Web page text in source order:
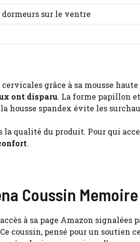
dormeurs sur le ventre
grâce à sa mousse
ont disparu. La forme papillon
housse spandex évite les
la qualité du produit. Pour qui
.
Coussin Memoire
à sa page Amazon signalées
coussin, pensé pour un soutien